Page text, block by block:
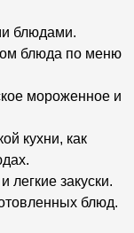
блюдами.
блюда по меню
мороженное и
кухни, как
легкие закуски.
блюд.